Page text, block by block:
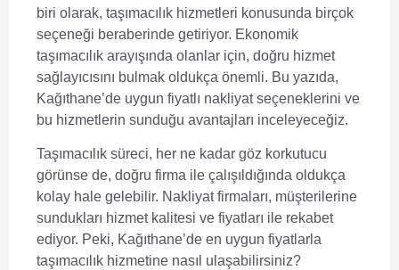
biri olarak, taşımacılık hizmetleri konusunda birçok
seçeneği beraberinde getiriyor. Ekonomik
taşımacılık arayışında olanlar için, doğru hizmet
sağlayıcısını bulmak oldukça önemli. Bu yazıda,
Kağıthane’de uygun fiyatlı nakliyat seçeneklerini ve
bu hizmetlerin sunduğu avantajları inceleyeceğiz.
Taşımacılık süreci, her ne kadar göz korkutucu
görünse de, doğru firma ile çalışıldığında oldukça
kolay hale gelebilir. Nakliyat firmaları, müşterilerine
sundukları hizmet kalitesi ve fiyatları ile rekabet
ediyor. Peki, Kağıthane’de en uygun fiyatlarla
taşımacılık hizmetine nasıl ulaşabilirsiniz?